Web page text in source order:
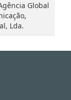
Global
Lda.